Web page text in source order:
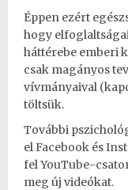
Éppen ezért
hogy
háttérebe emberi
csak magányos
vívmányaival
töltsük.
További
elFacebook és
felYouTube-
meg új videókat.